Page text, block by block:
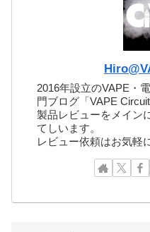
2016年設立のVAPE・
門ブログ「VAPE Circuit
製品レビューをメイン
てしいます。
レビュー依頼はお気軽